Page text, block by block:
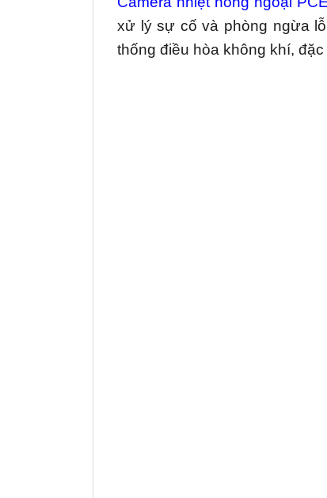
xử lý sự cố và phòng ngừa
thống điều hòa không khí,